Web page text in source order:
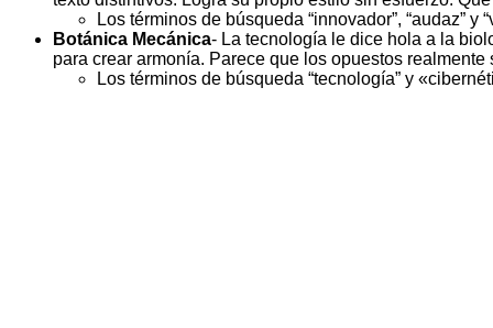
Los términos de búsqueda “innovador”, “audaz”
Botánica Mecánica- La tecnología le dice hola a la
para crear armonía. Parece que los opuestos realmente
Los términos de búsqueda “tecnología” y